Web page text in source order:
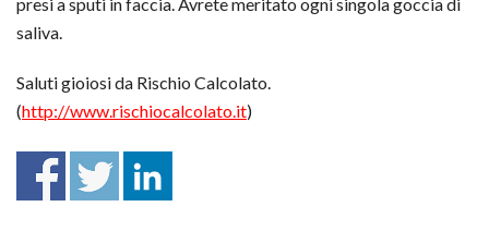
saliva.
Saluti gioiosi da Rischio Calcolato.
(http://www.rischiocalcolato.it)